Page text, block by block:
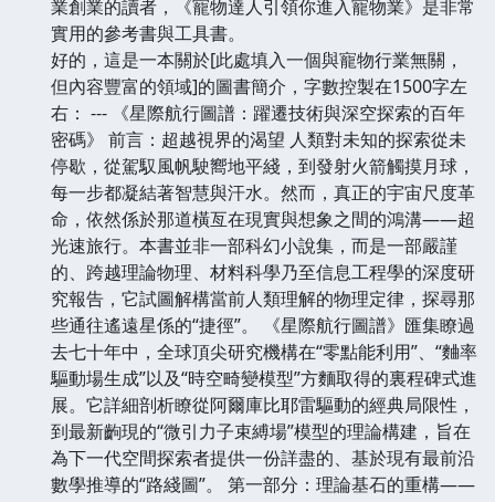
業創業的讀者，《寵物達人引領你進入寵物業》是非常
實用的參考書與工具書。
好的，這是一本關於[此處填入一個與寵物行業無關，
但內容豐富的領域]的圖書簡介，字數控製在1500字左
右： --- 《星際航行圖譜：躍遷技術與深空探索的百年
密碼》 前言：超越視界的渴望 人類對未知的探索從未
停歇，從駕馭風帆駛嚮地平綫，到發射火箭觸摸月球，
每一步都凝結著智慧與汗水。然而，真正的宇宙尺度革
命，依然係於那道橫亙在現實與想象之間的鴻溝——超
光速旅行。本書並非一部科幻小說集，而是一部嚴謹
的、跨越理論物理、材料科學乃至信息工程學的深度研
究報告，它試圖解構當前人類理解的物理定律，探尋那
些通往遙遠星係的“捷徑”。 《星際航行圖譜》匯集瞭過
去七十年中，全球頂尖研究機構在“零點能利用”、“麯率
驅動場生成”以及“時空畸變模型”方麵取得的裏程碑式進
展。它詳細剖析瞭從阿爾庫比耶雷驅動的經典局限性，
到最新齣現的“微引力子束縛場”模型的理論構建，旨在
為下一代空間探索者提供一份詳盡的、基於現有最前沿
數學推導的“路綫圖”。 第一部分：理論基石的重構——